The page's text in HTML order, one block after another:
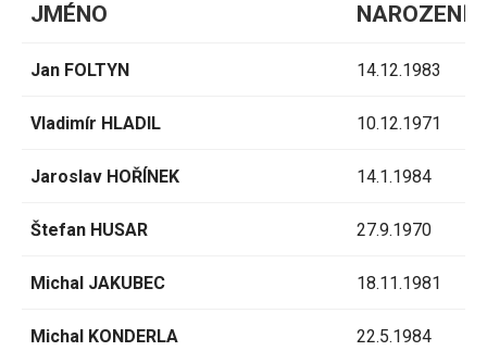
JMÉNO NAROZENÍ
Jan FOLTYN 14.12.1983
Vladimír HLADIL 10.12.1971
Jaroslav HOŘÍNEK 14.1.1984
Štefan HUSAR 27.9.1970
Michal JAKUBEC 18.11.1981
Michal KONDERLA 22.5.1984